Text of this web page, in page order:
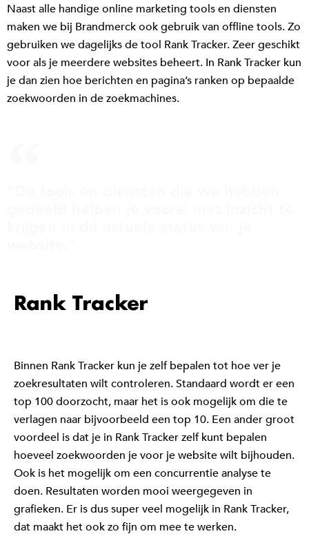
Naast alle handige online marketing tools en diensten
maken we bij Brandmerck ook gebruik van offline tools. Zo
gebruiken we dagelijks de tool Rank Tracker. Zeer geschikt
voor als je meerdere websites beheert. In Rank Tracker kun
je dan zien hoe berichten en pagina’s ranken op bepaalde
zoekwoorden in de zoekmachines.
Rank Tracker
Binnen Rank Tracker kun je zelf bepalen tot hoe ver je
zoekresultaten wilt controleren. Standaard wordt er een
top 100 doorzocht, maar het is ook mogelijk om die te
verlagen naar bijvoorbeeld een top 10. Een ander groot
voordeel is dat je in Rank Tracker zelf kunt bepalen
hoeveel zoekwoorden je voor je website wilt bijhouden.
Ook is het mogelijk om een concurrentie analyse te
doen. Resultaten worden mooi weergegeven in
grafieken. Er is dus super veel mogelijk in Rank Tracker,
dat maakt het ook zo fijn om mee te werken.